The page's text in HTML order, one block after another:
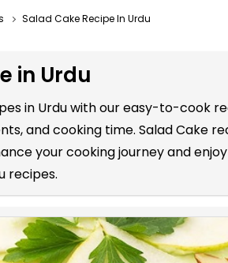
Salad Cake Recipe In Urdu
in Urdu
in Urdu with our easy-to-
and cooking time. Salad Cake
your cooking journey and
recipes.